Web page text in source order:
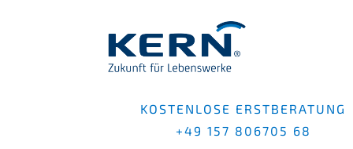
KOSTENLOSE ERSTBERATUNG
+49 157 806705 68